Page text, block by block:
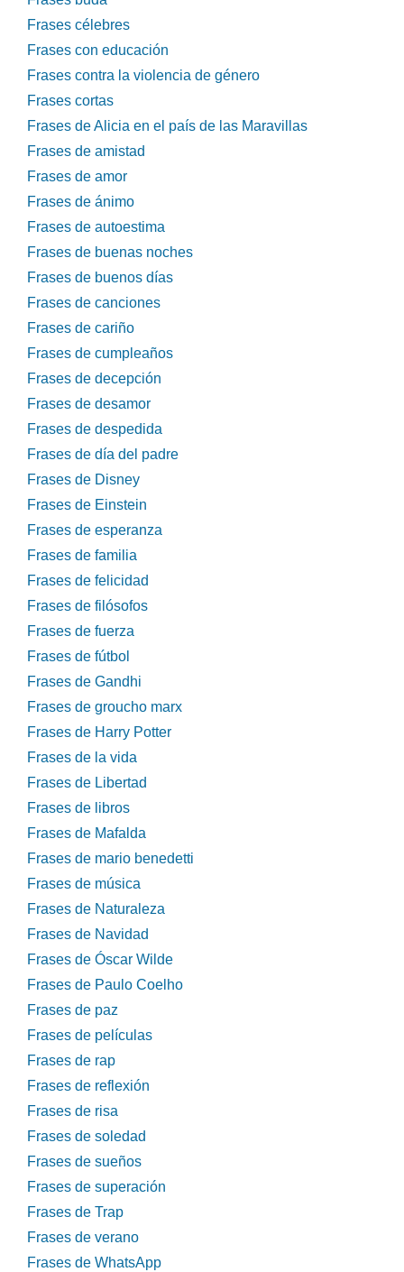
Frases célebres
Frases con educación
Frases contra la violencia de género
Frases cortas
Frases de Alicia en el país de las Maravillas
Frases de amistad
Frases de amor
Frases de ánimo
Frases de autoestima
Frases de buenas noches
Frases de buenos días
Frases de canciones
Frases de cariño
Frases de cumpleaños
Frases de decepción
Frases de desamor
Frases de despedida
Frases de día del padre
Frases de Disney
Frases de Einstein
Frases de esperanza
Frases de familia
Frases de felicidad
Frases de filósofos
Frases de fuerza
Frases de fútbol
Frases de Gandhi
Frases de groucho marx
Frases de Harry Potter
Frases de la vida
Frases de Libertad
Frases de libros
Frases de Mafalda
Frases de mario benedetti
Frases de música
Frases de Naturaleza
Frases de Navidad
Frases de Óscar Wilde
Frases de Paulo Coelho
Frases de paz
Frases de películas
Frases de rap
Frases de reflexión
Frases de risa
Frases de soledad
Frases de sueños
Frases de superación
Frases de Trap
Frases de verano
Frases de WhatsApp